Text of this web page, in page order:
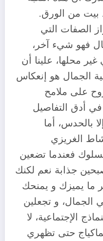
بيت من الورق.
الصفات التي
فهو شيء آخر،
محلها، علينا أن
الجمال هو إنعكاس
على ملامح
أدق التفاصيل
بالحدس، أما
الغريزي
فعندما تضعين
جذابة نعم لكنك
ما يميزك و يمنحك
الجمال، و تجعلين
الإجتماعية، لا
حتى تظهري